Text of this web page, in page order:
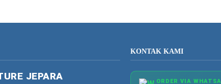
JEPARA
KONTAK KAMI
ORDER VIA